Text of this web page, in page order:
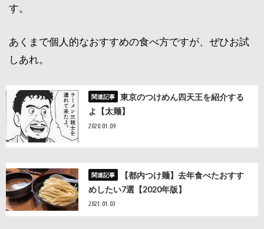
す。
あくまで個人的なおすすめの食べ方ですが、ぜひお試
しあれ。
東京のつけめん四天王を紹介する
よ【太麺】
2020.01.09
【都内つけ麺】去年食べたおすす
めしたい7選【2020年版】
2021.01.03